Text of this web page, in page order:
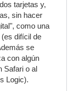
tarjetas y,
sin hacer
como una
difícil de
se
con algún
Safari o al
Logic).